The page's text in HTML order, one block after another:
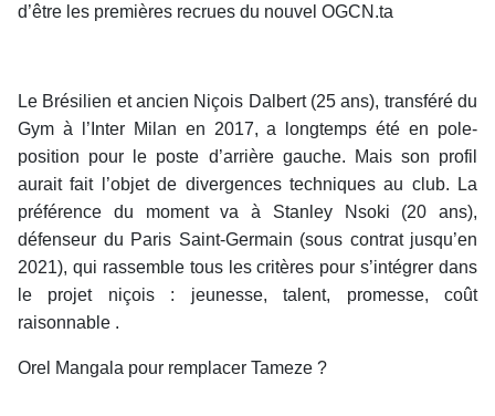
d’être les premières recrues du nouvel OGCN.ta
Le Brésilien et ancien Niçois Dalbert (25 ans), transféré du
Gym à l’Inter Milan en 2017, a longtemps été en pole-
position pour le poste d’arrière gauche. Mais son profil
aurait fait l’objet de divergences techniques au club. La
préférence du moment va à Stanley Nsoki (20 ans),
défenseur du Paris Saint-Germain (sous contrat jusqu’en
2021), qui rassemble tous les critères pour s’intégrer dans
le projet niçois : jeunesse, talent, promesse, coût
raisonnable .
Orel Mangala pour remplacer Tameze ?